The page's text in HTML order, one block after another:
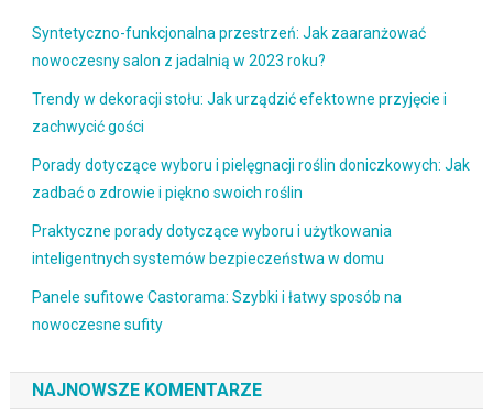
Syntetyczno-funkcjonalna przestrzeń: Jak zaaranżować
nowoczesny salon z jadalnią w 2023 roku?
Trendy w dekoracji stołu: Jak urządzić efektowne przyjęcie i
zachwycić gości
Porady dotyczące wyboru i pielęgnacji roślin doniczkowych: Jak
zadbać o zdrowie i piękno swoich roślin
Praktyczne porady dotyczące wyboru i użytkowania
inteligentnych systemów bezpieczeństwa w domu
Panele sufitowe Castorama: Szybki i łatwy sposób na
nowoczesne sufity
NAJNOWSZE KOMENTARZE